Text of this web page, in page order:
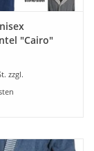
"Cairo"
zzgl.